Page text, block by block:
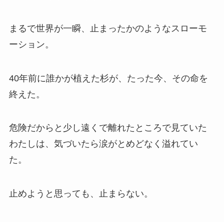
まるで世界が一瞬、止まったかのようなスローモ
ーション。
40年前に誰かが植えた杉が、たった今、その命を
終えた。
危険だからと少し遠くで離れたところで見ていた
わたしは、気づいたら涙がとめどなく溢れてい
た。
止めようと思っても、止まらない。